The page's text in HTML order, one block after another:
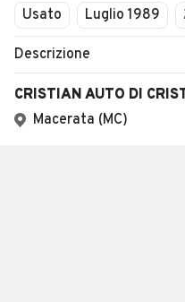
Usato Luglio 1989
Descrizione
CRISTIAN AUTO DI
Macerata (MC)